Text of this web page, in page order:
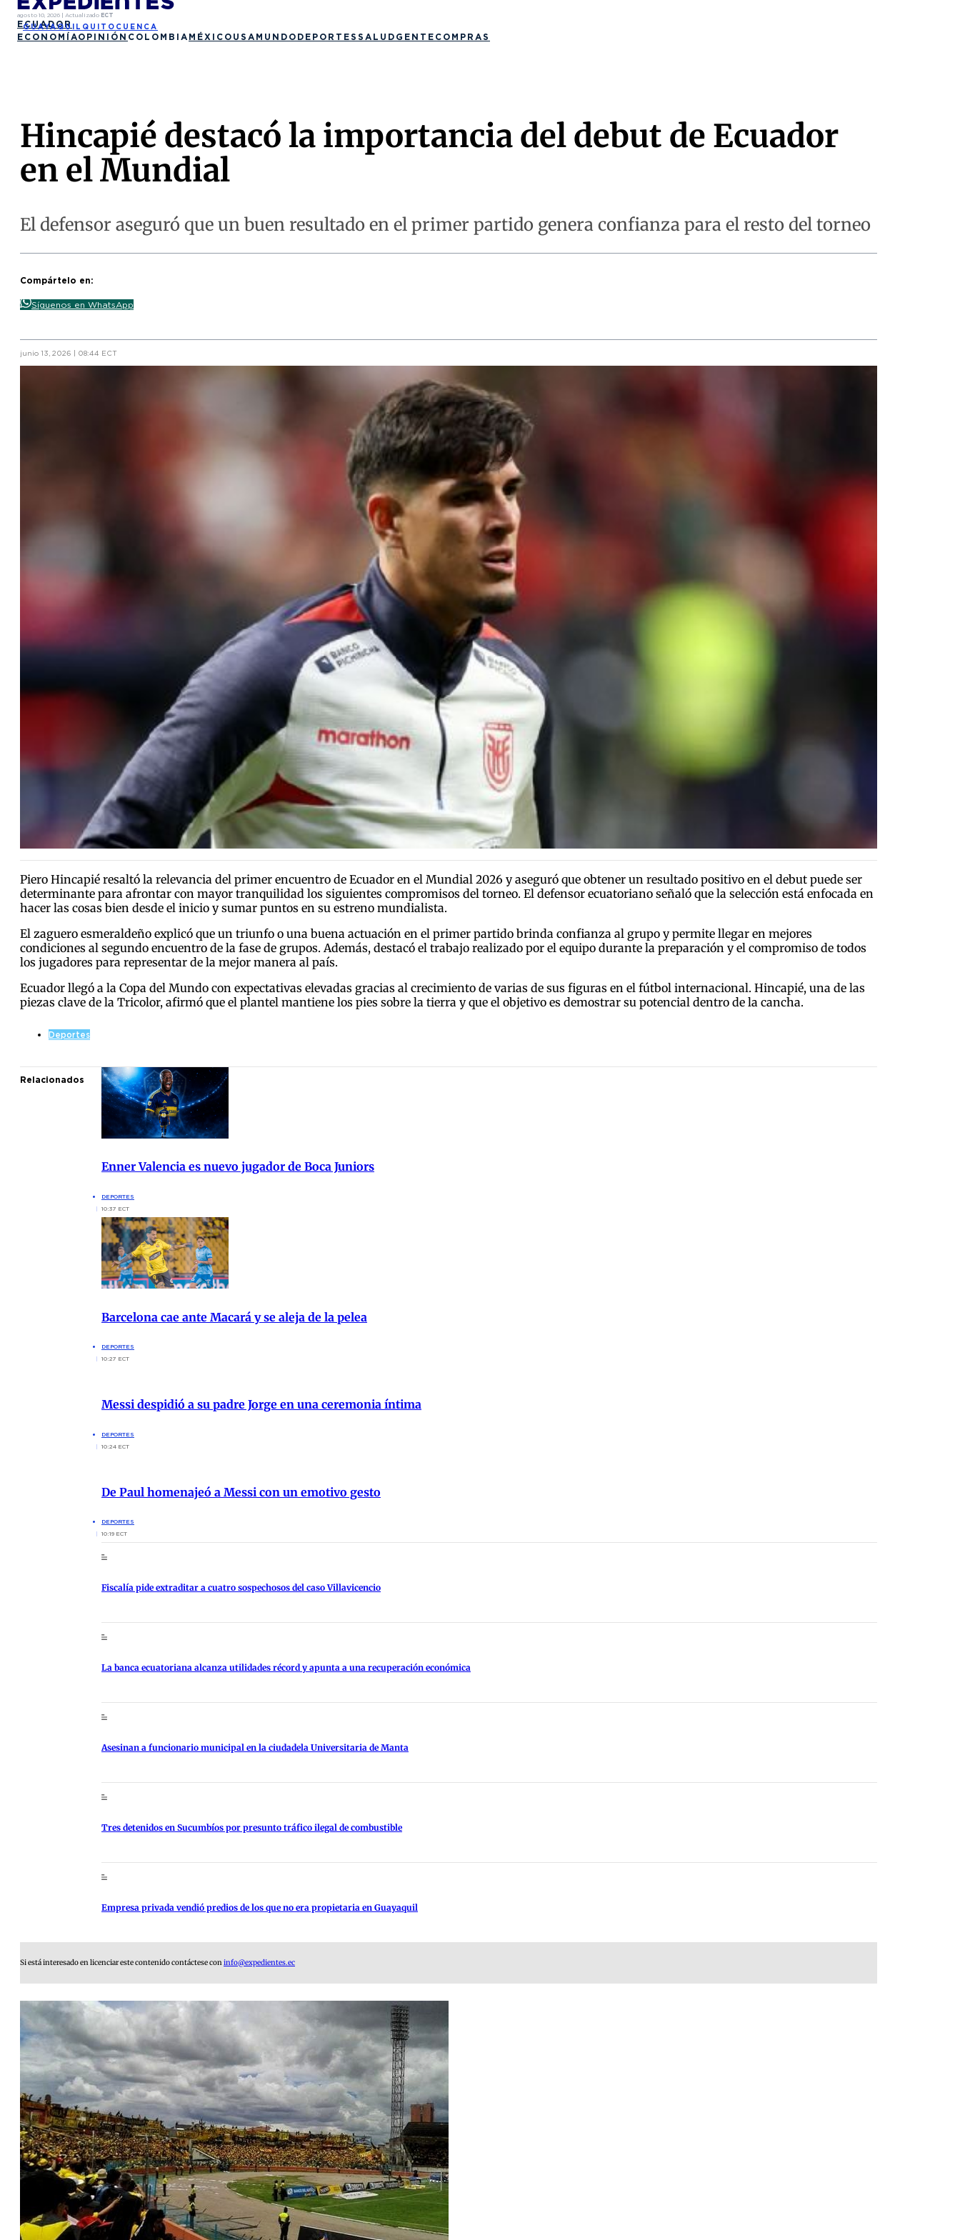
agosto 10, 2026 | Actualizado ECT
ECUADOR
GUAYAQUIL QUITO CUENCA
ECONOMÍAOPINIÓN COLOMBIA MÉXICO USA MUNDO DEPORTES SALUD GENTE COMPRAS
Hincapié destacó la importancia del debut de Ecuador
en el Mundial
El defensor aseguró que un buen resultado en el primer partido genera confianza para el resto del torneo
Compártelo en:
Síguenos en WhatsApp
junio 13, 2026 | 08:44 ECT
Piero Hincapié resaltó la relevancia del primer encuentro de Ecuador en el Mundial 2026 y aseguró que obtener un resultado positivo en el debut puede ser
determinante para afrontar con mayor tranquilidad los siguientes compromisos del torneo. El defensor ecuatoriano señaló que la selección está enfocada en
hacer las cosas bien desde el inicio y sumar puntos en su estreno mundialista.
El zaguero esmeraldeño explicó que un triunfo o una buena actuación en el primer partido brinda confianza al grupo y permite llegar en mejores
condiciones al segundo encuentro de la fase de grupos. Además, destacó el trabajo realizado por el equipo durante la preparación y el compromiso de todos
los jugadores para representar de la mejor manera al país.
Ecuador llegó a la Copa del Mundo con expectativas elevadas gracias al crecimiento de varias de sus figuras en el fútbol internacional. Hincapié, una de las
piezas clave de la Tricolor, afirmó que el plantel mantiene los pies sobre la tierra y que el objetivo es demostrar su potencial dentro de la cancha.
Deportes
Relacionados
Enner Valencia es nuevo jugador de Boca Juniors
DEPORTES
10:37 ECT
Barcelona cae ante Macará y se aleja de la pelea
DEPORTES
10:27 ECT
Messi despidió a su padre Jorge en una ceremonia íntima
DEPORTES
10:24 ECT
De Paul homenajeó a Messi con un emotivo gesto
DEPORTES
10:19 ECT
Fiscalía pide extraditar a cuatro sospechosos del caso Villavicencio
La banca ecuatoriana alcanza utilidades récord y apunta a una recuperación económica
Asesinan a funcionario municipal en la ciudadela Universitaria de Manta
Tres detenidos en Sucumbíos por presunto tráfico ilegal de combustible
Empresa privada vendió predios de los que no era propietaria en Guayaquil
Si está interesado en licenciar este contenido contáctese coninfo@expedientes.ec